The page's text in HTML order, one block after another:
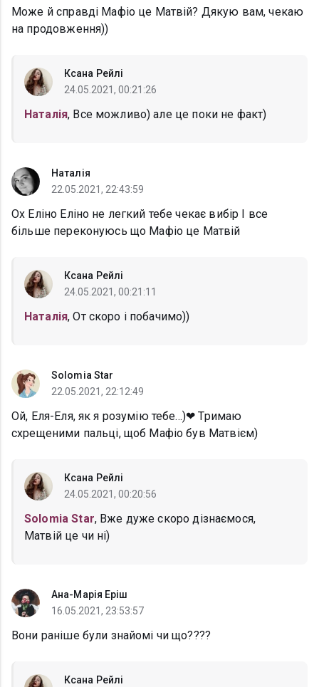
Може й справді Мафіо це Матвій? Дякую вам, чекаю
на продовження))
Ксана Рейлі
24.05.2021, 00:21:26
Наталія, Все можливо) але це поки не факт)
Наталія
22.05.2021, 22:43:59
Ох Еліно Еліно не легкий тебе чекає вибір І все
більше переконуюсь що Мафіо це Матвій
Ксана Рейлі
24.05.2021, 00:21:11
Наталія, От скоро і побачимо))
Solomia Star
22.05.2021, 22:12:49
Ой, Еля-Еля, як я розумію тебе...)❤ Тримаю
схрещеними пальці, щоб Мафіо був Матвієм)
Ксана Рейлі
24.05.2021, 00:20:56
Solomia Star, Вже дуже скоро дізнаємося,
Матвій це чи ні)
Ана-Марія Еріш
16.05.2021, 23:53:57
Вони раніше були знайомі чи що????
Ксана Рейлі